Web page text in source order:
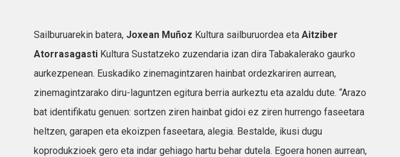
Sailburuarekin batera, Joxean Muñoz Kultura sailburuordea eta Aitziber
Atorrasagasti Kultura Sustatzeko zuzendaria izan dira Tabakalerako gaurko
aurkezpenean. Euskadiko zinemagintzaren hainbat ordezkariren aurrean,
zinemagintzarako diru-laguntzen egitura berria aurkeztu eta azaldu dute. “Arazo
bat identifikatu genuen: sortzen ziren hainbat gidoi ez ziren hurrengo faseetara
heltzen, garapen eta ekoizpen faseetara, alegia. Bestalde, ikusi dugu
koprodukzioek gero eta indar gehiago hartu behar dutela. Egoera honen aurrean,